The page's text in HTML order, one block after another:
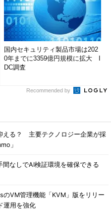
国内セキュリティ製品市場は202
0年までに3359億円規模に拡大 I
DC調査
Recommended by
える？ 主要テクノロジー企業が採
」
なしでAI検証環境を確保できる
VM管理機能「KVM」版をリリー
運用を強化